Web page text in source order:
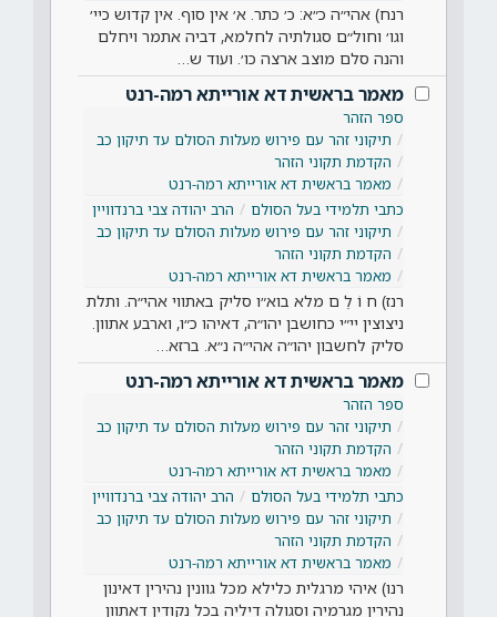
רנח) אהי״ה כ״א: כ׳ כתר. א׳ אין סוף. אין קדוש כיי׳
וגו׳ וחול״ם סגולתיה לחלמא, דביה אתמר ויחלם
והנה סלם מוצב ארצה כו׳. ועוד ש…
מאמר בראשית דא אורייתא רמה-רנט
ספר הזהר
תיקוני זהר עם פירוש מעלות הסולם עד תיקון כב
הקדמת תקוני הזהר
מאמר בראשית דא אורייתא רמה-רנט
כתבי תלמידי בעל הסולם
הרב יהודה צבי ברנדוויין
תיקוני זהר עם פירוש מעלות הסולם עד תיקון כב
הקדמת תקוני הזהר
מאמר בראשית דא אורייתא רמה-רנט
רנז) ח וֹ לֵ ם מלא בוא״ו סליק באתווי אהי״ה. ותלת
ניצוצין יי״י כחושבן יהו״ה, דאיהו כ״ו, וארבע אתוון.
סליק לחשבון יהו״ה אהי״ה נ״א. ברזא…
מאמר בראשית דא אורייתא רמה-רנט
ספר הזהר
תיקוני זהר עם פירוש מעלות הסולם עד תיקון כב
הקדמת תקוני הזהר
מאמר בראשית דא אורייתא רמה-רנט
כתבי תלמידי בעל הסולם
הרב יהודה צבי ברנדוויין
תיקוני זהר עם פירוש מעלות הסולם עד תיקון כב
הקדמת תקוני הזהר
מאמר בראשית דא אורייתא רמה-רנט
רנו) איהי מרגלית כלילא מכל גוונין נהירין דאינון
נהירין מגרמיה וסגולה דיליה בכל נקודין דאתוון